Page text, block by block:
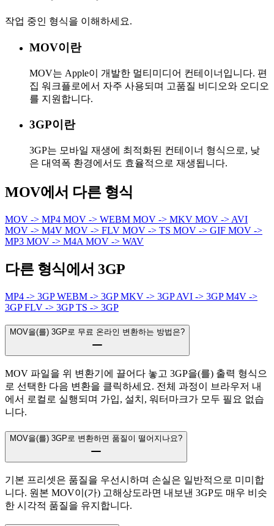
작업 중인 형식을 이해하세요.
MOV이란
MOV는 Apple이 개발한 멀티미디어 컨테이너입니다. 편
집 워크플로에서 자주 사용되며 고품질 비디오와 오디오
를 지원합니다.
3GP이란
3GP는 모바일 재생에 최적화된 컨테이너 형식으로, 낮
은 대역폭 환경에서도 효율적으로 재생됩니다.
MOV에서 다른 형식
MOV -> MP4 MOV -> WEBM MOV -> MKV MOV -> AVI
MOV -> M4V MOV -> FLV MOV -> TS MOV -> GIF MOV ->
MP3 MOV -> M4A MOV -> WAV
다른 형식에서 3GP
MP4 -> 3GPWEBM -> 3GPMKV -> 3GPAVI -> 3GPM4V ->
3GPFLV -> 3GPTS -> 3GP
MOV을(를) 3GP로 무료 온라인 변환하는 방법은?
MOV 파일을 위 변환기에 끌어다 놓고 3GP을(를) 출력 형식으
로 선택한 다음 변환을 클릭하세요. 전체 과정이 브라우저 내
에서 로컬로 실행되며 가입, 설치, 워터마크가 모두 필요 없습
니다.
MOV을(를) 3GP로 변환하면 품질이 떨어지나요?
기본 프리셋은 품질을 우선시하며 손실은 일반적으로 미미합
니다. 원본 MOV이(가) 고해상도라면 내보낸 3GP도 매우 비슷
한 시각적 품질을 유지합니다.